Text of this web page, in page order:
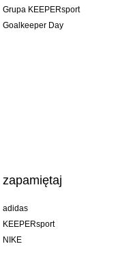
Grupa KEEPERsport
Goalkeeper Day
zapamiętaj
adidas
KEEPERsport
NIKE